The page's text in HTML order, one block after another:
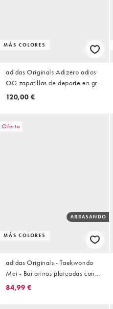
MÁS COLORES
adidas Originals Adizero adios
OG zapatillas de deporte en gris
y estampado de serpiente
120,00 €
Oferta
MÁS COLORES
ARRASANDO
adidas Originals - Taekwondo
Mei - Bailarinas plateadas con
diseño entretejido
84,99 €